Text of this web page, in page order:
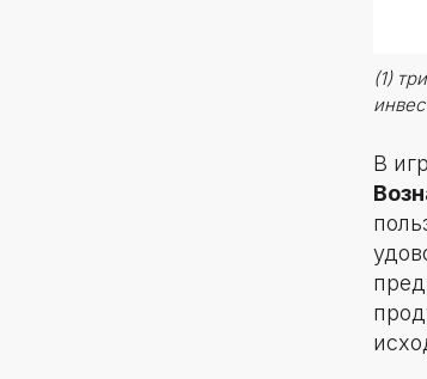
(1)
В